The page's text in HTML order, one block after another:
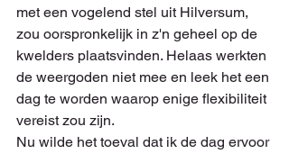
met een vogelend stel uit Hilversum,
zou oorspronkelijk in z'n geheel op de
kwelders plaatsvinden. Helaas werkten
de weergoden niet mee en leek het een
dag te worden waarop enige flexibiliteit
vereist zou zijn.
Nu wilde het toeval dat ik de dag ervoor